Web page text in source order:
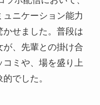
ニケーション能力
せました。普段は
が、先輩との掛け合
ミや、場を盛り上
でした。